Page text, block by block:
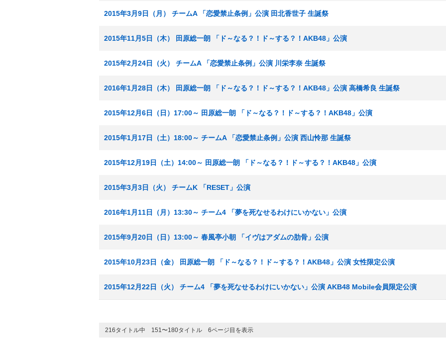
2015年3月9日（月） チームA 「恋愛禁止条例」公演 田北香世子 生誕祭
2015年11月5日（木） 田原総一朗 「ド～なる？！ド～する？！AKB48」公演
2015年2月24日（火） チームA 「恋愛禁止条例」公演 川栄李奈 生誕祭
2016年1月28日（木） 田原総一朗 「ド～なる？！ド～する？！AKB48」公演 高橋希良 生誕祭
2015年12月6日（日）17:00～ 田原総一朗 「ド～なる？！ド～する？！AKB48」公演
2015年1月17日（土）18:00～ チームA 「恋愛禁止条例」公演 西山怜那 生誕祭
2015年12月19日（土）14:00～ 田原総一朗 「ド～なる？！ド～する？！AKB48」公演
2015年3月3日（火） チームK 「RESET」公演
2016年1月11日（月）13:30～ チーム4 「夢を死なせるわけにいかない」公演
2015年9月20日（日）13:00～ 春風亭小朝 「イヴはアダムの肋骨」公演
2015年10月23日（金） 田原総一朗 「ド～なる？！ド～する？！AKB48」公演 女性限定公演
2015年12月22日（火） チーム4 「夢を死なせるわけにいかない」公演 AKB48 Mobile会員限定公演
216タイトル中 151〜180タイトル 6ページ目を表示